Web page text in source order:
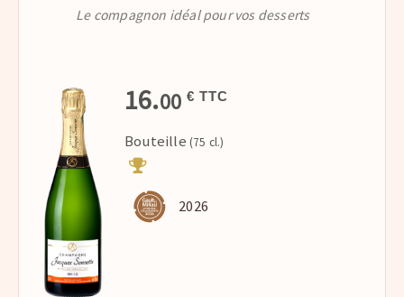
Le compagnon idéal pour vos desserts
16.00 € TTC
Bouteille (75 cl.)
2026